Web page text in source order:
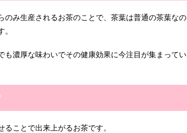
のみ生産されるお茶のことで、茶葉は普通の茶葉なの
。
も濃厚な味わいでその健康効果に今注目が集まってい
ことで出来上がるお茶です。